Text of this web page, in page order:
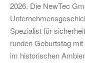
2026. Die NewTec
Spezialist für
runden Geburtstag
im historischen